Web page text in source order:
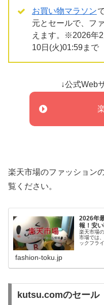
お買い物マラソン
元とセールで、フ
えます。※2026年
10日(火)01:59まで
↓公式Web
楽天市場のファッション
覧ください。
2026年
報！安
楽天市場
市場では
ックフラ
fashion-toku.jp
kutsu.comのセール